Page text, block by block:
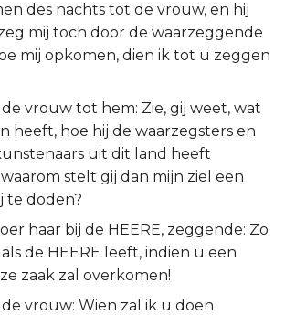
des nachts tot de vrouw, en hij
mij toch door de waarzeggende
mij opkomen, dien ik tot u zeggen
vrouw tot hem: Zie, gij weet, wat
heeft, hoe hij de waarzegsters en
uit dit land heeft
stelt gij dan mijn ziel een
te doden?
haar bij de HEERE, zeggende: Zo
de HEERE leeft, indien u een
zaak zal overkomen!
vrouw: Wien zal ik u doen